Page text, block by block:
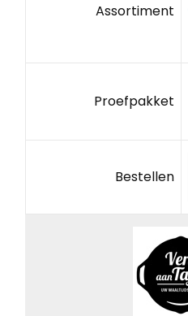
Assortiment
Proefpakket
Bestellen